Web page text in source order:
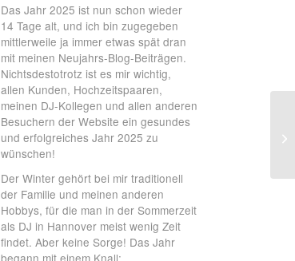
Das Jahr 2025 ist nun schon wieder
14 Tage alt, und ich bin zugegeben
mittlerweile ja immer etwas spät dran
mit meinen Neujahrs-Blog-Beiträgen.
Nichtsdestotrotz ist es mir wichtig,
allen Kunden, Hochzeitspaaren,
meinen DJ-Kollegen und allen anderen
Besuchern der Website ein gesundes
und erfolgreiches Jahr 2025 zu
wünschen!
Der Winter gehört bei mir traditionell
der Familie und meinen anderen
Hobbys, für die man in der Sommerzeit
als DJ in Hannover meist wenig Zeit
findet. Aber keine Sorge! Das Jahr